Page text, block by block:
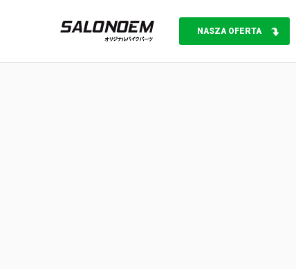
NASZA OFERTA